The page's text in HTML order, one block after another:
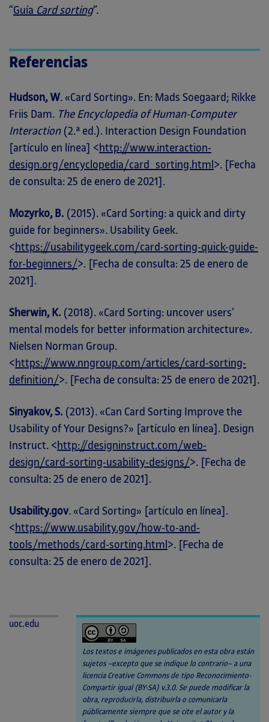
“Guía Card sorting”.
Referencias
Hudson, W. «Card Sorting». En: Mads Soegaard; Rikke
Friis Dam. The Encyclopedia of Human-Computer
Interaction(2.ª ed.). Interaction Design Foundation
[artículo en línea] < http://www.interaction-
design.org/encyclopedia/card_sorting.html >. [Fecha
de consulta: 25 de enero de 2021].
Mozyrko, B.(2015). «Card Sorting: a quick and dirty
guide for beginners». Usability Geek.
< https://usabilitygeek.com/card-sorting-quick-guide-
for-beginners/>. [Fecha de consulta: 25 de enero de
2021].
Sherwin, K. (2018). «Card Sorting: uncover users’
mental models for better information architecture».
Nielsen Norman Group.
< https://www.nngroup.com/articles/card-sorting-
definition/>. [Fecha de consulta: 25 de enero de 2021].
Sinyakov, S.(2013). «Can Card Sorting Improve the
Usability of Your Designs?» [artículo en línea]. Design
Instruct. < http://designinstruct.com/web-
design/card-sorting-usability-designs/>. [Fecha de
consulta: 25 de enero de 2021].
Usability.gov. «Card Sorting» [artículo en línea].
< https://www.usability.gov/how-to-and-
tools/methods/card-sorting.html >. [Fecha de
consulta: 25 de enero de 2021].
uoc.edu
Los textos e imágenes publicados en esta obra están
sujetos –excepto que se indique lo contrario– a una
licencia Creative Commons de tipo Reconocimiento-
Compartir igual (BY-SA) v.3.0. Se puede modificar la
obra, reproducirla, distribuirla o comunicarla
públicamente siempre que se cite el autor y la